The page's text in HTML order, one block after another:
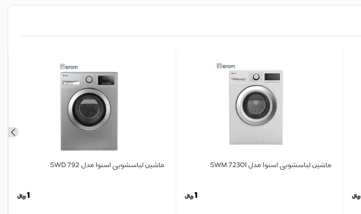
ریال
ماشین لباسشویی اسنوا مدل SWM 72301
1ریال
ماشین لباسشویی اسنوا مدل SWD 792
1ریال